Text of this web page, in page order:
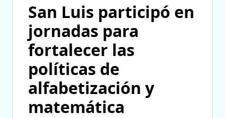
San Luis participó en
jornadas para
fortalecer las
políticas de
alfabetización y
matemática